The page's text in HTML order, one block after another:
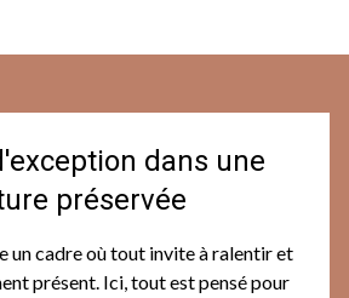
dans une
préservée
un cadre où tout invite à ralentir et
présent. Ici, tout est pensé pour